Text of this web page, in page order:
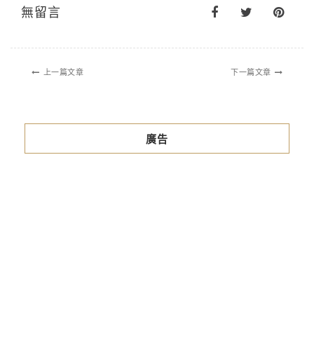
無留言
上一篇文章 下一篇文章
廣告